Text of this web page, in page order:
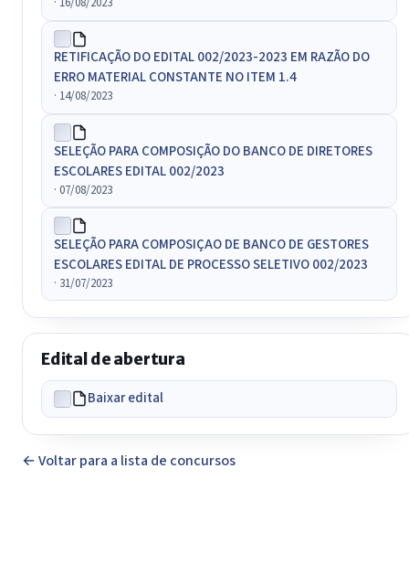
RETIFICAÇÃO DO EDITAL 002/2023-2023 EM RAZÃO DO
ERRO MATERIAL CONSTANTE NO ITEM 1.4
· 14/08/2023
SELEÇÃO PARA COMPOSIÇÃO DO BANCO DE DIRETORES
ESCOLARES EDITAL 002/2023
· 07/08/2023
SELEÇÃO PARA COMPOSIÇAO DE BANCO DE GESTORES
ESCOLARES EDITAL DE PROCESSO SELETIVO 002/2023
· 31/07/2023
Edital de abertura
Baixar edital
← Voltar para a lista de concursos